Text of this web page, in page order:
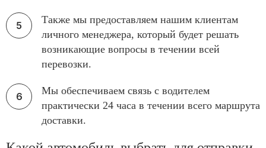
Также мы предоставляем нашим клиентам
личного менеджера, который будет решать
возникающие вопросы в течении всей
перевозки.
Мы обеспечиваем связь с водителем
практически 24 часа в течении всего маршрута
доставки.